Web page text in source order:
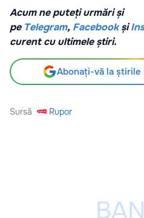
Acum ne puteți urmări și
pe Telegram, Facebook și
curent cu ultimele știri.
Abonați-vă la știrile
Sursă Rupor